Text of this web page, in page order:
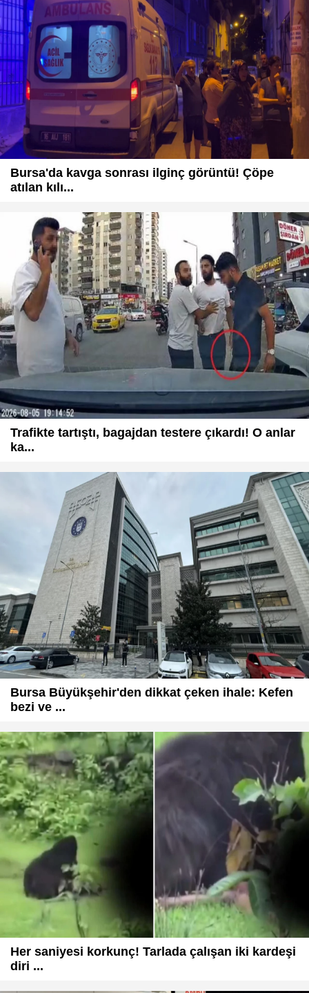
Bursa'da kavga sonrası ilginç görüntü! Çöpe
atılan kılı...
Trafikte tartıştı, bagajdan testere çıkardı! O anlar
ka...
Bursa Büyükşehir'den dikkat çeken ihale: Kefen
bezi ve ...
Her saniyesi korkunç! Tarlada çalışan iki kardeşi
diri ...